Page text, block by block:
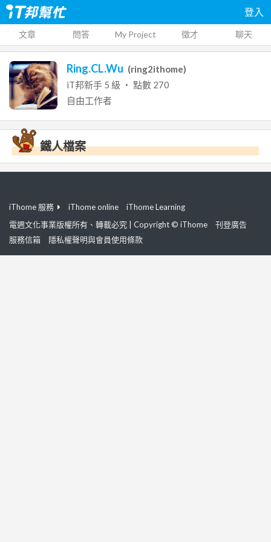
登入
文章 問答 My Project 徵才 聊天
Ring.CL.Wu (ring2ithome)
iT邦新手 5 級 ‧ 點數 270
自由工作者
鐵人檔案
iThome 服務 iThome online
iThome Learning
電週文化事業版權所有、轉載必究 | Copyright © iThome
刊登廣告
服務信箱
隱私權聲明與會員使用條款